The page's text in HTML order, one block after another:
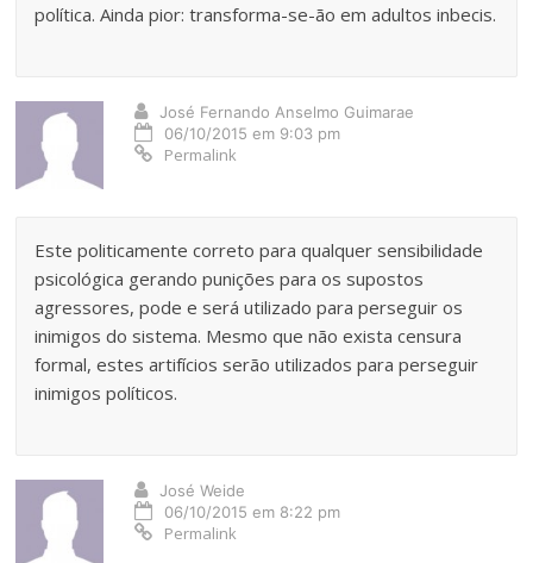
política. Ainda pior: transforma-se-ão em adultos inbecis.
José Fernando Anselmo Guimarae
06/10/2015 em 9:03 pm
Permalink
Este politicamente correto para qualquer sensibilidade
psicológica gerando punições para os supostos
agressores, pode e será utilizado para perseguir os
inimigos do sistema. Mesmo que não exista censura
formal, estes artifícios serão utilizados para perseguir
inimigos políticos.
José Weide
06/10/2015 em 8:22 pm
Permalink